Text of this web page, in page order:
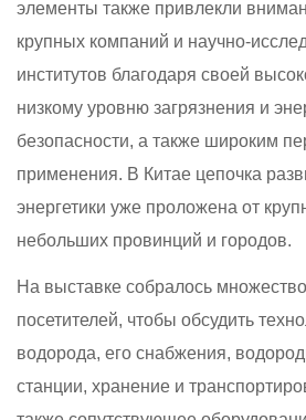
элементы также привлекли
крупных компаний и научно-
институтов благодаря своей
низкому уровню загрязнения и
безопасности, а также широким
применения. В Китае цепочка
энергетики уже проложена от
небольших провинций и городов.
На выставке собралось
посетителей, чтобы обсудить
водорода, его снабжения,
станции, хранение и